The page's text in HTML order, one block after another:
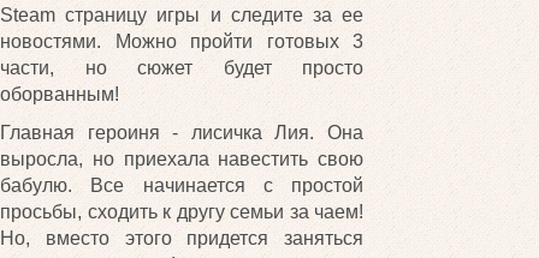
Steam страницу игры и следите за ее
новостями. Можно пройти готовых 3
части, но сюжет будет просто
оборванным!
Главная героиня - лисичка Лия. Она
выросла, но приехала навестить свою
бабулю. Все начинается с простой
просьбы, сходить к другу семьи за чаем!
Но, вместо этого придется заняться